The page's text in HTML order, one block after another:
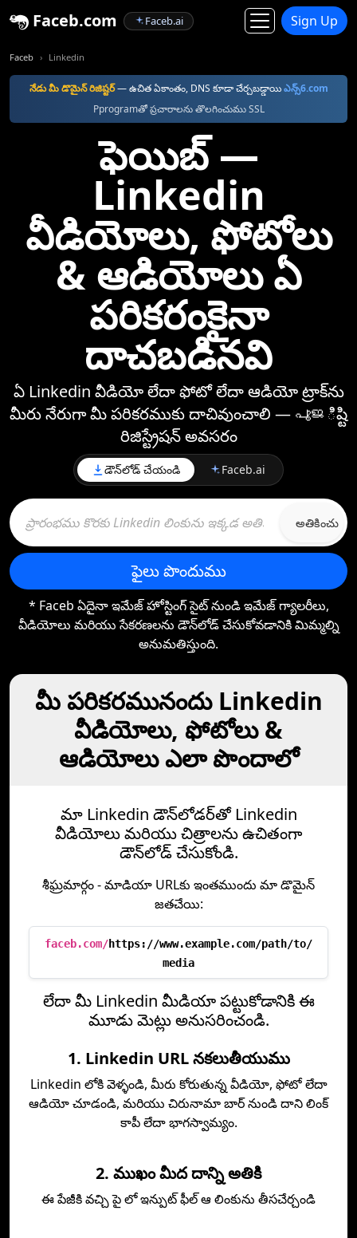
Faceb.com Faceb.ai Sign Up
Faceb Linkedin
నేడు మీ డొమైన్ రిజిష్టర్—⁠ ఉచిత ఏకాంతం, DNS కూడా చేర్చబడ్డాయిఎన్స్6.com
Pprogramతో ప్రచారాలను తొలగించుము SSL
ఫెయిబ్‌ —⁠
Linkedin
వీడియోలు, ఫోటోలు
& ఆడియోలు ఏ
పరికరంకైనా
దాచబడినవి
ఏ Linkedin వీడియో లేదా ఫోటో లేదా ఆడియో ట్రాక్‌ను
మీరు నేరుగా మీ పరికరముకు దాచివుంచాలి —⁠ പൂജిష్టి
రిజిస్ట్రేషన్ అవసరం
డౌన్‌లోడ్ చేయండి Faceb.ai
అతికించు
ఫైలు పొందుము
* Faceb ఏదైనా ఇమేజ్ హోస్టింగ్ సైట్ నుండి ఇమేజ్ గ్యాలరీలు,
వీడియోలు మరియు సేకరణలను డౌన్‌లోడ్ చేసుకోవడానికి మిమ్మల్ని
అనుమతిస్తుంది.
మీ పరికరమునందు Linkedin
వీడియోలు, ఫోటోలు &
ఆడియోలు ఎలా పొందాలో
మా Linkedin డౌన్‌లోడర్‌తో Linkedin
వీడియోలు మరియు చిత్రాలను ఉచితంగా
డౌన్‌లోడ్ చేసుకోండి.
శీఘ్రమార్గం - మాడియా URL‌కు ఇంతముందు మా డొమైన్
జతచేయి:
faceb.com/https://www.example.com/path/to/
media
లేదా మీ Linkedin మీడియా పట్టుకోడానికి ఈ
మూడు మెట్లు అనుసరించండి.
1. Linkedin URL నకలుతీయుము
Linkedin లోకి వెళ్ళండి, మీరు కోరుతున్న వీడియో, ఫోటో లేదా
ఆడియో చూడండి, మరియు చిరునామా బార్ నుండి దాని లింక్
కాపీ లేదా భాగస్వామ్యం.
2. ముఖం మీద దాన్ని అతికి
ఈ పేజీకి వచ్చి పై లో ఇన్పుట్ ఫీల్ ఆ లింకును తీసచేర్చండి